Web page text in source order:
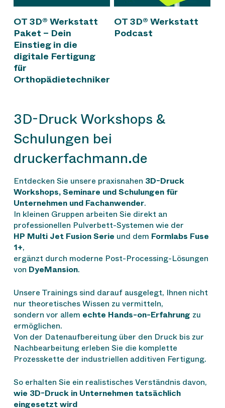
Jetzt OT 3D©
Werkstatt Paket
buchen
OT 3D® Werkstatt
Paket – Dein
Einstieg in die
digitale Fertigung
für
Orthopädietechniker
Jetzt OT 3D©
Werkstatt Podcast
OT 3D® Werkstatt
Podcast
3D-Druck Workshops &
Schulungen bei
druckerfachmann.de
Entdecken Sie unsere praxisnahen 3D-Druck
Workshops, Seminare und Schulungen für
Unternehmen und Fachanwender.
In kleinen Gruppen arbeiten Sie direkt an
professionellen Pulverbett-Systemen wie der
HP Multi Jet Fusion Serie und dem Formlabs Fuse
1+,
ergänzt durch moderne Post-Processing-Lösungen
von DyeMansion.
Unsere Trainings sind darauf ausgelegt, Ihnen nicht
nur theoretisches Wissen zu vermitteln,
sondern vor allem echte Hands-on-Erfahrung zu
ermöglichen.
Von der Datenaufbereitung über den Druck bis zur
Nachbearbeitung erleben Sie die komplette
Prozesskette der industriellen additiven Fertigung.
So erhalten Sie ein realistisches Verständnis davon,
wie 3D-Druck in Unternehmen tatsächlich
eingesetzt wird